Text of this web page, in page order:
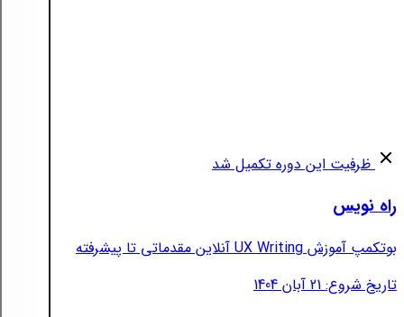
ظرفیت این دوره تکمیل شد
راه نویس
بوتکمپ آموزش UX Writing آنلاین مقدماتی تا پیشرفته
تاریخ شروع: 21 آبان 1404